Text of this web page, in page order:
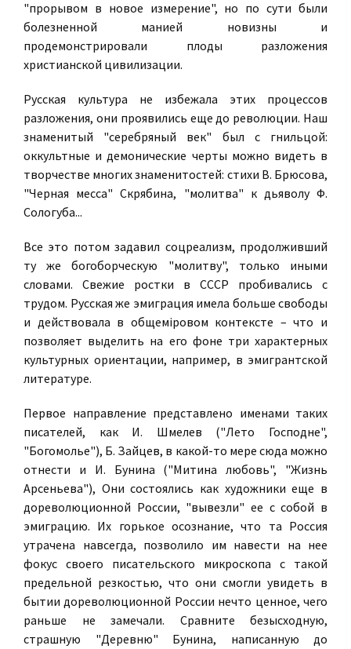
"прорывом в новое измерение", но по сути были
болезненной манией новизны и
продемонстрировали плоды разложения
христианской цивилизации.
Русская культура не избежала этих процессов
разложения, они проявились еще до революции. Наш
знаменитый "серебряный век" был с гнильцой:
оккультные и демонические черты можно видеть в
творчестве многих знаменитостей: стихи В. Брюсова,
"Черная месса" Скрябина, "молитва" к дьяволу Ф.
Сологуба...
Все это потом задавил соцреализм, продолживший
ту же богоборческую "молитву", только иными
словами. Свежие ростки в СССР пробивались с
трудом. Русская же эмиграция имела больше свободы
и действовала в общемiровом контексте – что и
позволяет выделить на его фоне три характерных
культурных ориентации, например, в эмигрантской
литературе.
Первое направление представлено именами таких
писателей, как И. Шмелев ("Лето Господне",
"Богомолье"), Б. Зайцев, в какой-то мере сюда можно
отнести и И. Бунина ("Митина любовь", "Жизнь
Арсеньева"), Они состоялись как художники еще в
дореволюционной России, "вывезли" ее с собой в
эмиграцию. Их горькое осознание, что та Россия
утрачена навсегда, позволило им навести на нее
фокус своего писательского микроскопа с такой
предельной резкостью, что они смогли увидеть в
бытии дореволюционной России нечто ценное, чего
раньше не замечали. Сравните безысходную,
страшную "Деревню" Бунина, написанную до